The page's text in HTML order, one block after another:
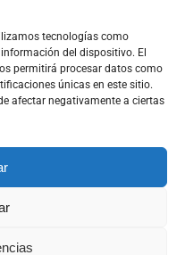
tecnologías como
del dispositivo. El
permitirá procesar datos como
únicas en este sitio.
afectar negativamente a ciertas
|Política de privacidad